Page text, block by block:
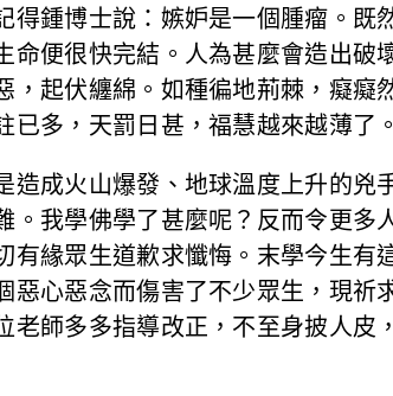
得鍾博士說：嫉妒是一個腫瘤。既
命便很快完結。人為甚麼會造出破
起伏纏綿。如種徧地荊棘，癡癡
多，天罰日甚，福慧越來越薄了。
造成火山爆發、地球溫度上升的兇
我學佛學了甚麼呢？反而令更多
緣眾生道歉求懺悔。末學今生有
心惡念而傷害了不少眾生，現祈
師多多指導改正，不至身披人皮